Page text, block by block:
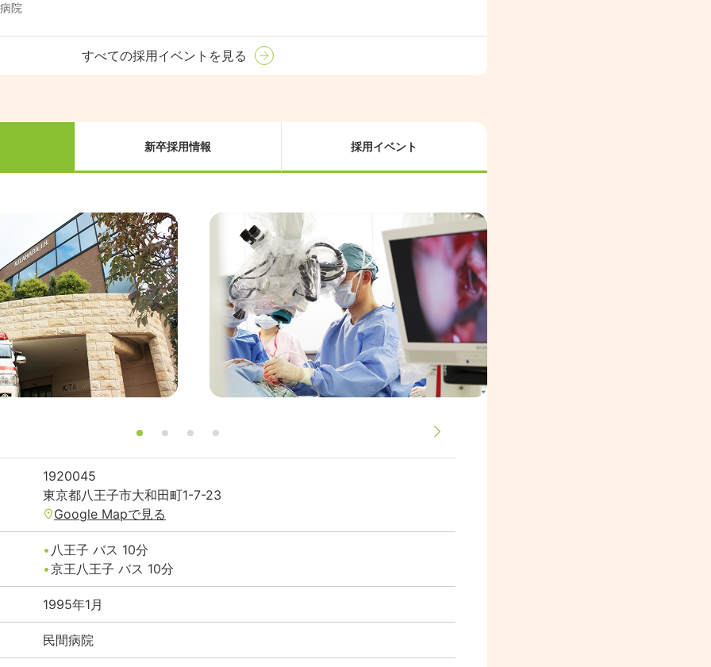
院
すべての採用イベントを見る
新卒採用情報 採用イベント
1920045
東京都八王子市大和田町1-7-23
Google Mapで見る
八王子 バス 10分
京王八王子 バス 10分
1995年1月
民間病院